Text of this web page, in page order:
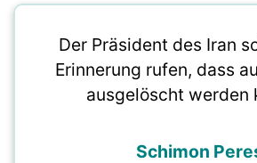
Der Präsident des Iran
Erinnerung rufen, dass
ausgelöscht werden
Schimon